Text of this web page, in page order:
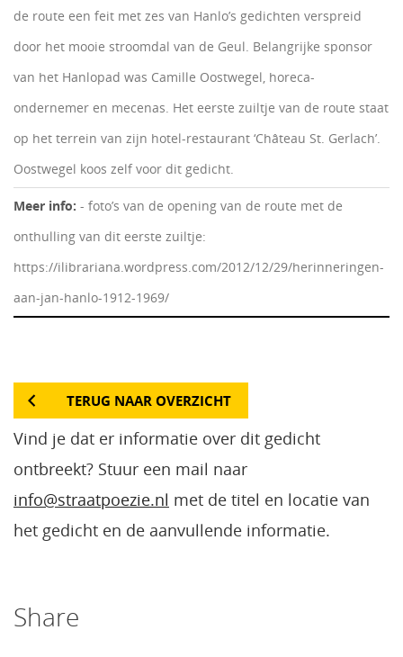
de route een feit met zes van Hanlo’s gedichten verspreid
door het mooie stroomdal van de Geul. Belangrijke sponsor
van het Hanlopad was Camille Oostwegel, horeca-
ondernemer en mecenas. Het eerste zuiltje van de route staat
op het terrein van zijn hotel-restaurant ‘Château St. Gerlach’.
Oostwegel koos zelf voor dit gedicht.
Meer info: - foto’s van de opening van de route met de
onthulling van dit eerste zuiltje:
https://ilibrariana.wordpress.com/2012/12/29/herinneringen-
aan-jan-hanlo-1912-1969/
TERUG NAAR OVERZICHT
Vind je dat er informatie over dit gedicht
ontbreekt? Stuur een mail naar
info@straatpoezie.nl met de titel en locatie van
het gedicht en de aanvullende informatie.
Share